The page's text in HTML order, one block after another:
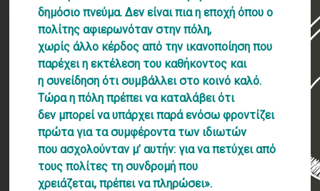
δημόσιο πνεύμα. Δεν είναι πια η εποχή όπου ο
πολίτης αφιερωνόταν στην πόλη,
χωρίς άλλο κέρδος από την ικανοποίηση που
παρέχει η εκτέλεση του καθήκοντος και
η συνείδηση ότι συμβάλλει στο κοινό καλό.
Τώρα η πόλη πρέπει να καταλάβει ότι
δεν μπορεί να υπάρχει παρά ενόσω φροντίζει
πρώτα για τα συμφέροντα των ιδιωτών
που ασχολούνταν μ’ αυτήν: για να πετύχει από
τους πολίτες τη συνδρομή που
χρειάζεται, πρέπει να πληρώσει».